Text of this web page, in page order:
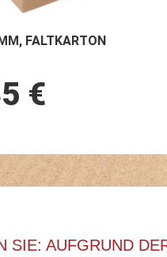
FALTKARTON
€
SIE: AUFGRUND